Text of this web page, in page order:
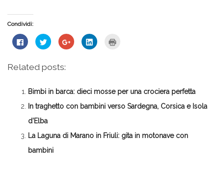
Condividi:
Fai
clic
su
Facebook
in
una
finestra)
Fai
clic
condividere
su
apre
in
nuova
finestra)
Fai
clic
apre
in
nuova
finestra)
Fai
clic
in
nuova
finestra)
nuova
Related posts:
Bimbi in barca: dieci mosse per una crociera perfetta
In traghetto con bambini verso Sardegna, Corsica e Isola
d’Elba
La Laguna di Marano in Friuli: gita in motonave con
bambini